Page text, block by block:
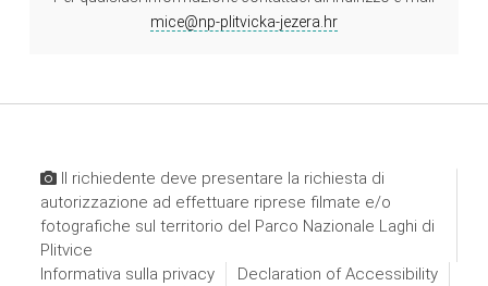
mice@np-plitvicka-jezera.hr
Il richiedente deve presentare la richiesta di
autorizzazione ad effettuare riprese filmate e/o
fotografiche sul territorio del Parco Nazionale Laghi di
Plitvice
Informativa sulla privacy
Declaration of Accessibility